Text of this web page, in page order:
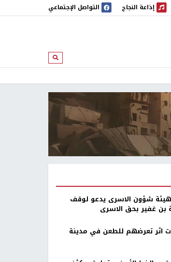
إذاعة النجاح
إذاعة النجاح التواصل الإجتماعي
ابحث
شؤون الاسرى يدعو لوقف
غفير بحق الاسرى
اثر تعرضهم للطعن في مدينة